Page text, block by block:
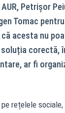
Petrișor
Tomac
acesta nu
corectă,
ar fi
rețelele